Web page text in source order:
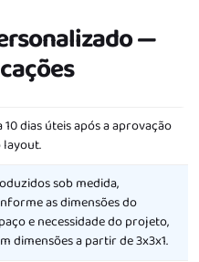
—
10 dias úteis após a aprovação
sob medida,
as dimensões do
e necessidade do projeto,
dimensões a partir de 3x3x1.